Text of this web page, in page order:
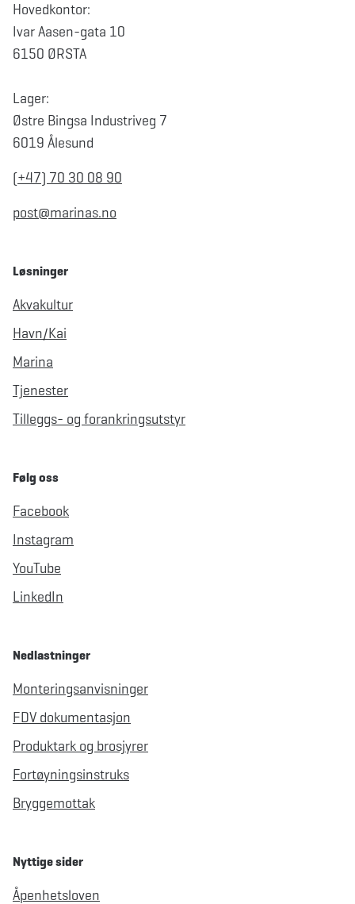
Hovedkontor:
Ivar Aasen-gata 10
6150 ØRSTA
Lager:
Østre Bingsa Industriveg 7
6019 Ålesund
(+47) 70 30 08 90
post@marinas.no
Løsninger
Akvakultur
Havn/Kai
Marina
Tjenester
Tilleggs- og forankringsutstyr
Følg oss
Facebook
Instagram
YouTube
LinkedIn
Nedlastninger
Monteringsanvisninger
FDV dokumentasjon
Produktark og brosjyrer
Fortøyningsinstruks
Bryggemottak
Nyttige sider
Åpenhetsloven